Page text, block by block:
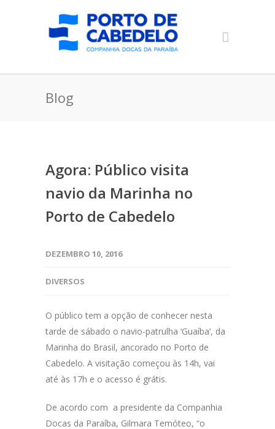
Blog
Agora: Público visita
navio da Marinha no
Porto de Cabedelo
DEZEMBRO 10, 2016
DIVERSOS
O público tem a opção de conhecer nesta
tarde de sábado o navio-patrulha ‘Guaíba’, da
Marinha do Brasil, ancorado no Porto de
Cabedelo. A visitação começou às 14h, vai
até às 17h e o acesso é grátis.
De acordo com a presidente da Companhia
Docas da Paraíba, Gilmara Temóteo, “o